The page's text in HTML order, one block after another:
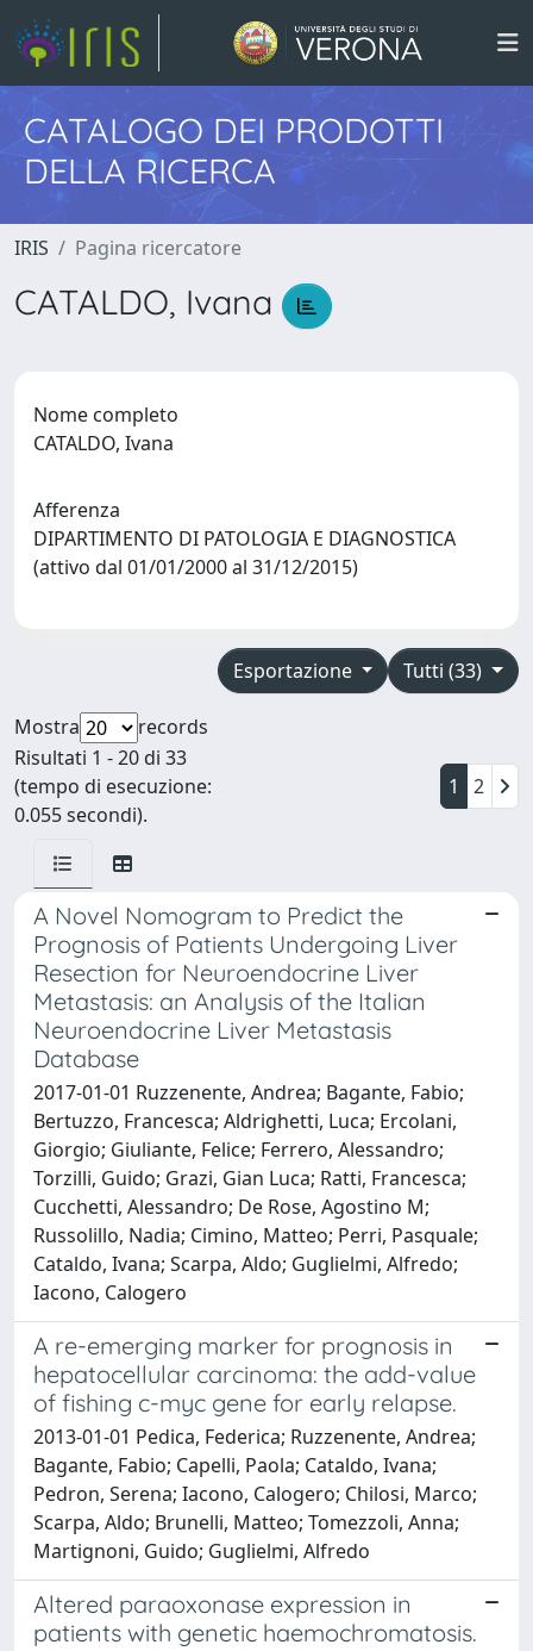
CATALOGO DEI PRODOTTI
DELLA RICERCA
IRIS Pagina ricercatore
CATALDO, Ivana
Nome completo
CATALDO, Ivana
Afferenza
DIPARTIMENTO DI PATOLOGIA E DIAGNOSTICA
(attivo dal 01/01/2000 al 31/12/2015)
Tutti (33)
Esportazione
Mostra
records
Risultati 1 - 20 di 33
(tempo di esecuzione:
0.055 secondi).
1 2
A Novel Nomogram to Predict the
Prognosis of Patients Undergoing Liver
Resection for Neuroendocrine Liver
Metastasis: an Analysis of the Italian
Neuroendocrine Liver Metastasis
Database
2017-01-01 Ruzzenente, Andrea; Bagante, Fabio;
Bertuzzo, Francesca; Aldrighetti, Luca; Ercolani,
Giorgio; Giuliante, Felice; Ferrero, Alessandro;
Torzilli, Guido; Grazi, Gian Luca; Ratti, Francesca;
Cucchetti, Alessandro; De Rose, Agostino M;
Russolillo, Nadia; Cimino, Matteo; Perri, Pasquale;
Cataldo, Ivana; Scarpa, Aldo; Guglielmi, Alfredo;
Iacono, Calogero
A re-emerging marker for prognosis in
hepatocellular carcinoma: the add-value
of fishing c-myc gene for early relapse.
2013-01-01 Pedica, Federica; Ruzzenente, Andrea;
Bagante, Fabio; Capelli, Paola; Cataldo, Ivana;
Pedron, Serena; Iacono, Calogero; Chilosi, Marco;
Scarpa, Aldo; Brunelli, Matteo; Tomezzoli, Anna;
Martignoni, Guido; Guglielmi, Alfredo
Altered paraoxonase expression in
patients with genetic haemochromatosis.